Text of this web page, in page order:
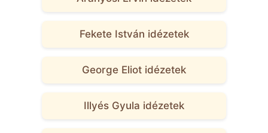
Fekete István idézetek
George Eliot idézetek
Illyés Gyula idézetek